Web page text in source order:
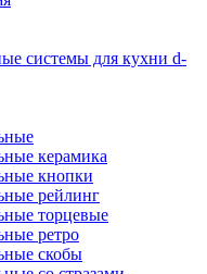
системы для кухни d-
керамика
кнопки
рейлинг
торцевые
ретро
скобы